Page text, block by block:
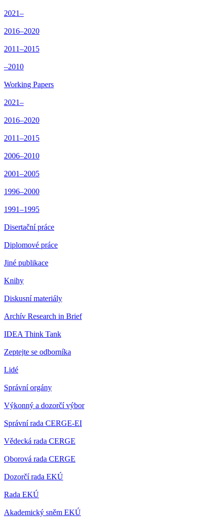
2021–
2016–2020
2011–2015
–2010
Working Papers
2021–
2016–2020
2011–2015
2006–2010
2001–2005
1996–2000
1991–1995
Disertační práce
Diplomové práce
Jiné publikace
Knihy
Diskusní materiály
Archív Research in Brief
IDEA Think Tank
Zeptejte se odborníka
Lidé
Správní orgány
Výkonný a dozorčí výbor
Správní rada CERGE-EI
Vědecká rada CERGE
Oborová rada CERGE
Dozorčí rada EKÚ
Rada EKÚ
Akademický sněm EKÚ